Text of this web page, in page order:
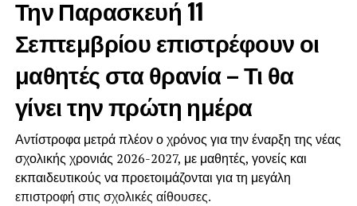
Την Παρασκευή 11
Σεπτεμβρίου επιστρέφουν οι
μαθητές στα θρανία – Τι θα
γίνει την πρώτη ημέρα
Αντίστροφα μετρά πλέον ο χρόνος για την έναρξη της νέας
σχολικής χρονιάς 2026-2027, με μαθητές, γονείς και
εκπαιδευτικούς να προετοιμάζονται για τη μεγάλη
επιστροφή στις σχολικές αίθουσες.